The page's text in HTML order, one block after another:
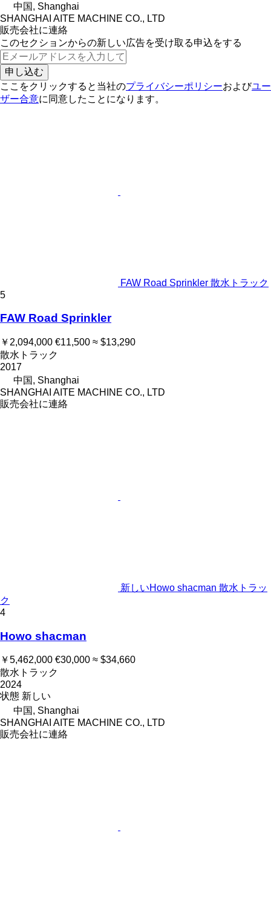
中国, Shanghai
SHANGHAI AITE MACHINE CO., LTD
販売会社に連絡
このセクションからの新しい広告を受け取る申込をする
申し込む
ここをクリックすると当社のプライバシーポリシーおよびユー
ザー合意に同意したことになります。
FAW Road Sprinkler 散水トラック
5
FAW Road Sprinkler
￥2,094,000 €11,500 ≈ $13,290
散水トラック
2017
中国, Shanghai
SHANGHAI AITE MACHINE CO., LTD
販売会社に連絡
新しいHowo shacman 散水トラッ
ク
4
Howo shacman
￥5,462,000 €30,000 ≈ $34,660
散水トラック
2024
状態 新しい
中国, Shanghai
SHANGHAI AITE MACHINE CO., LTD
販売会社に連絡